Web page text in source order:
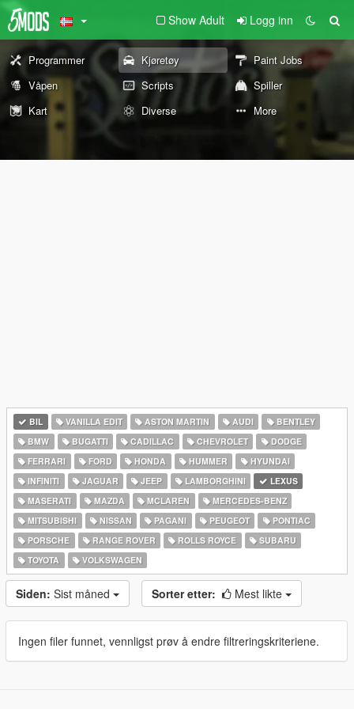
Show Adult Logg inn
Programmer Kjøretøy
Paint Jobs
Våpen
Scripts
Spiller
Kart
Diverse More
BIL VANILLA EDIT ASTON MARTIN AUDI
BENTLEY
BMW
BUGATTI CADILLAC CHEVROLET
DODGE
FERRARI
FORD HONDA HUMMER
HYUNDAI
INFINITI
JAGUAR JEEP LAMBORGHINI
LEXUS
MASERATI
MAZDA MCLAREN
MERCEDES-BENZ
MITSUBISHI
NISSAN PAGANI PEUGEOT
PONTIAC
PORSCHE
RANGE ROVER ROLLS ROYCE
SUBARU
TOYOTA
VOLKSWAGEN
Siden: Sist måned Sorter etter: Mest likte
Ingen filer funnet, vennligst prøv å endre filtreringskriteriene.